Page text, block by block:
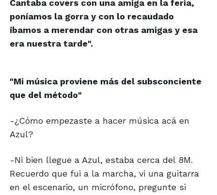
Cantaba covers con una amiga en la feria,
poníamos la gorra y con lo recaudado
íbamos a merendar con otras amigas y esa
era nuestra tarde".
"Mi música proviene más del subsconciente
que del método"
-¿Cómo empezaste a hacer música acá en
Azul?
-Ni bien llegue a Azul, estaba cerca del 8M.
Recuerdo que fui a la marcha, vi una guitarra
en el escenario, un micrófono, pregunte si